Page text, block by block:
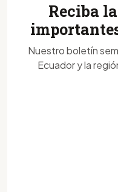
Reciba
Nuestro boletín
Ecuador y la